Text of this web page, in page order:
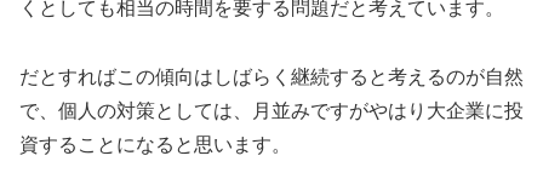
くとしても相当の時間を要する問題だと考えています。
だとすればこの傾向はしばらく継続すると考えるのが自然
で、個人の対策としては、月並みですがやはり大企業に投
資することになると思います。